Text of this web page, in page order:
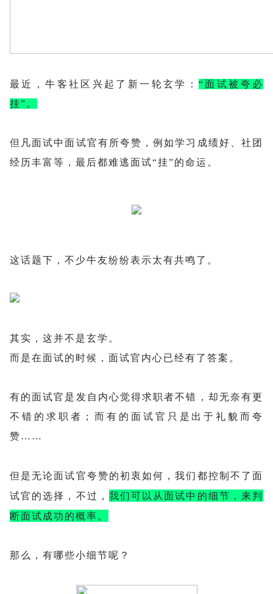
最近，牛客社区兴起了新一轮玄学：“面试被夸必
挂”。
但凡面试中面试官有所夸赞，例如学习成绩好、社团
经历丰富等，最后都难逃面试“挂”的命运。
这话题下，不少牛友纷纷表示太有共鸣了。
其实，这并不是玄学。
而是在面试的时候，面试官内心已经有了答案。
有的面试官是发自内心觉得求职者不错，却无奈有更
不错的求职者；而有的面试官只是出于礼貌而夸
赞……
但是无论面试官夸赞的初衷如何，我们都控制不了面
试官的选择，不过， 我们可以从面试中的细节，来判
断面试成功的概率。
那么，有哪些小细节呢？